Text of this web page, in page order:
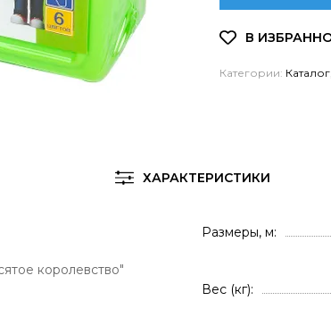
Категории: Каталог
ХАРАКТЕРИСТИКИ
королевство"
Размеры, м
Вес (кг)